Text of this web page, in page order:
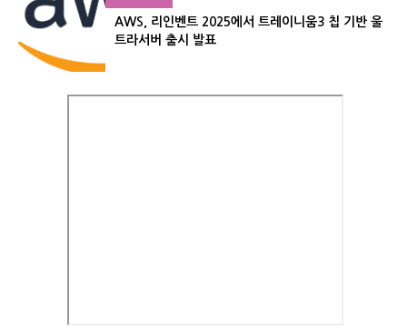
AWS, 리인벤트 2025에서 트레이니움3 칩 기반 울
트라서버 출시 발표